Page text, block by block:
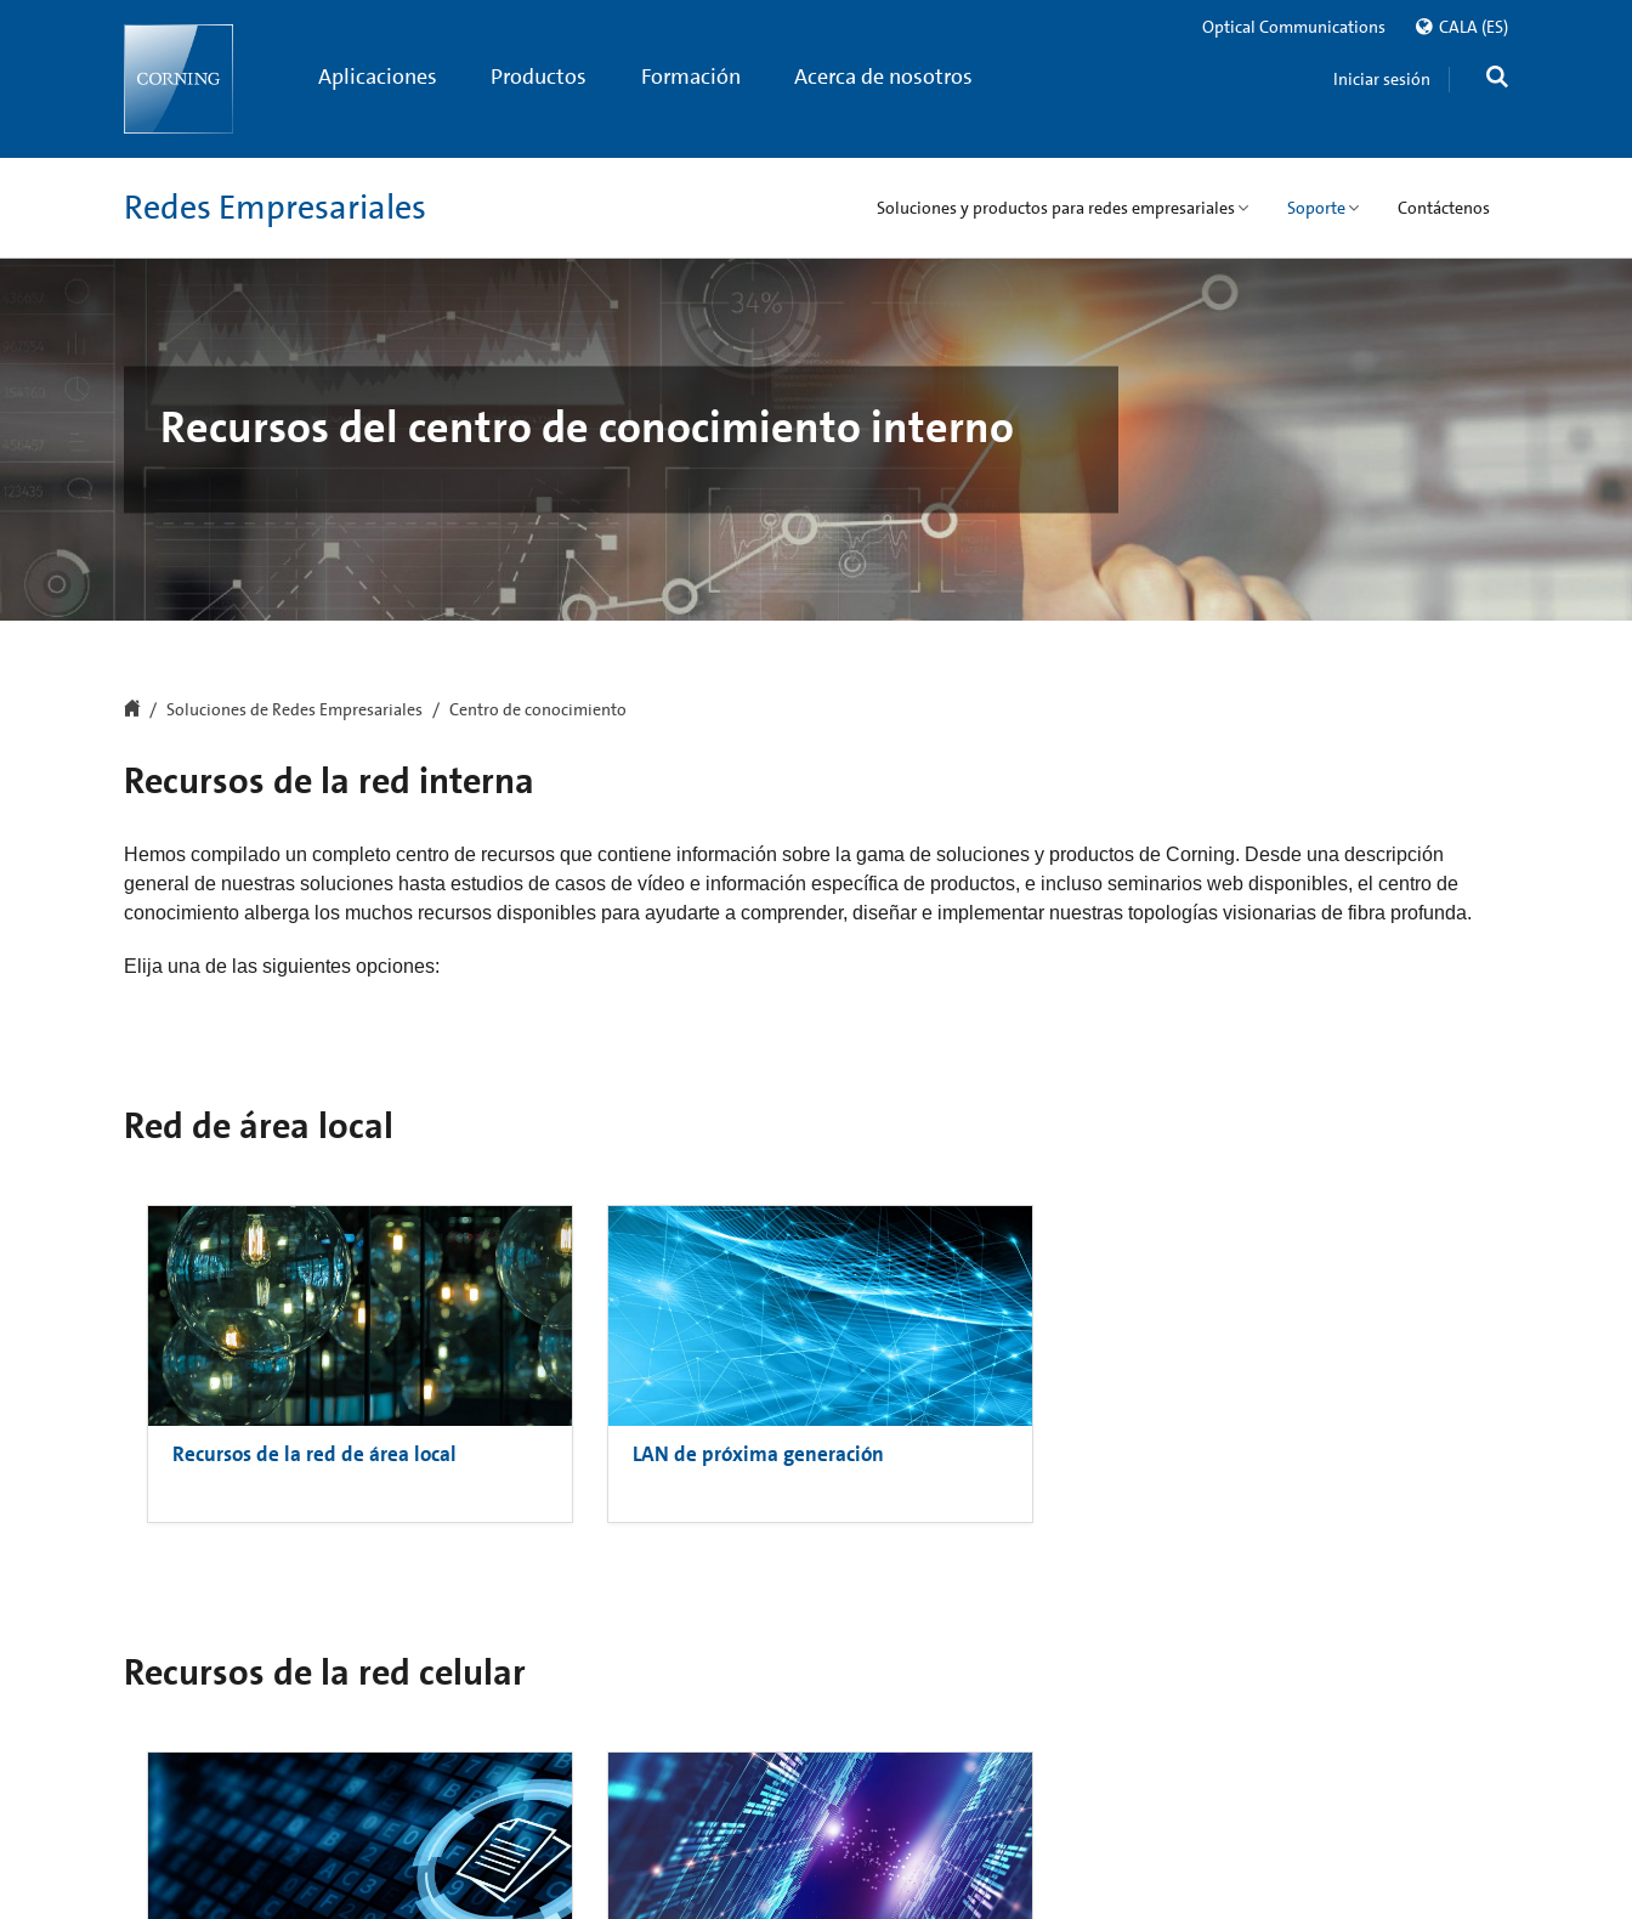
Aplicaciones Productos Formación Acerca de nosotros
Optical Communications CALA (ES)
Iniciar sesión
Redes Empresariales Soluciones y productos para redes empresariales Soporte Contáctenos
Recursos del centro de conocimiento interno
Soluciones de Redes Empresariales Centro de conocimiento
Recursos de la red interna
Hemos compilado un completo centro de recursos que contiene información sobre la gama de soluciones y productos de Corning. Desde una descripción
general de nuestras soluciones hasta estudios de casos de vídeo e información específica de productos, e incluso seminarios web disponibles, el centro de
conocimiento alberga los muchos recursos disponibles para ayudarte a comprender, diseñar e implementar nuestras topologías visionarias de fibra profunda.
Elija una de las siguientes opciones:
Red de área local
Recursos de la red de área local LAN de próxima generación
Recursos de la red celular